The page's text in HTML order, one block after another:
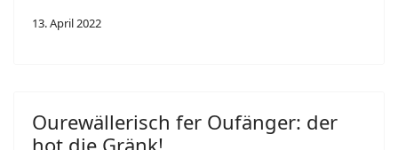
13. April 2022
Ourewällerisch fer Oufänger: der
hot die Gränk!